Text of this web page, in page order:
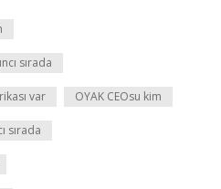
sırada
var OYAK CEOsu kim
sırada